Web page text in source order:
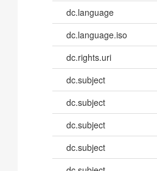
dc.language
dc.language.iso
dc.rights.uri
dc.subject
dc.subject
dc.subject
dc.subject